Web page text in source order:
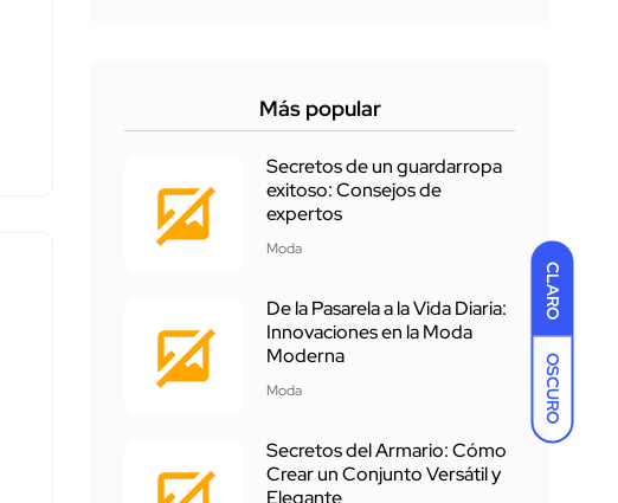
CLARO
OSCURO
Más popular
Secretos de un guardarropa
exitoso: Consejos de
expertos
Moda
De la Pasarela a la Vida Diaria:
Innovaciones en la Moda
Moderna
Moda
Secretos del Armario: Cómo
Crear un Conjunto Versátil y
Elegante